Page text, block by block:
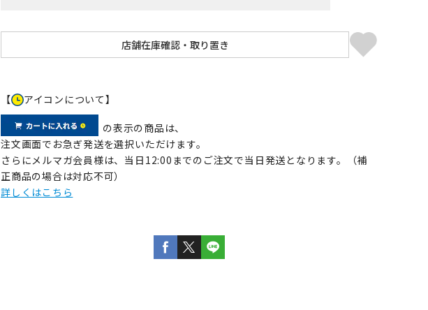
【 アイコンについて】
の表示の商品は、
注文画面でお急ぎ発送を選択いただけます。
さらにメルマガ会員様は、当日12:00までのご注文で当日発送となります。（補
正商品の場合は対応不可）
詳しくはこちら